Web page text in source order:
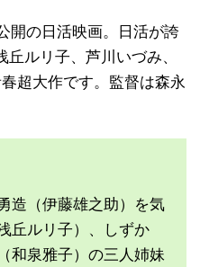
開の日活映画。日活が誇
ルリ子、芦川いづみ、
超大作です。監督は森永
造（伊藤雄之助）を気
丘ルリ子）、しずか
和泉雅子）の三人姉妹